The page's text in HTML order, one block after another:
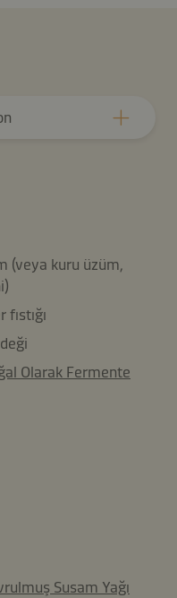
(veya kuru üzüm,
Olarak Fermente
Susam Yağı